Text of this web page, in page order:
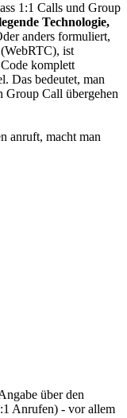
1:1 Calls und Group
Technologie,
anders formuliert,
ist
komplett
Das bedeutet, man
Group Call übergehen
anruft, macht man
über den
Anrufen) - vor allem